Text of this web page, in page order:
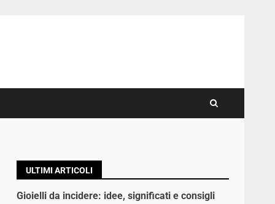
ULTIMI ARTICOLI
Gioielli da incidere: idee, significati e consigli